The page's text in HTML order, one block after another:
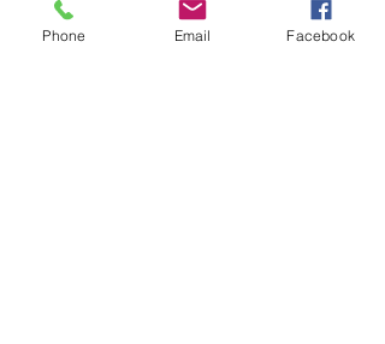
casa?
Afiliada ao:
Phone Email Facebook